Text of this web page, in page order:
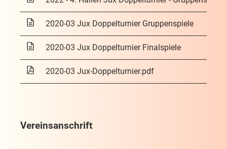
2020-03 Jux Doppelturnier Gruppenspiele
2020-03 Jux Doppelturnier Finalspiele
2020-03 Jux-Doppelturnier.pdf
Vereinsanschrift